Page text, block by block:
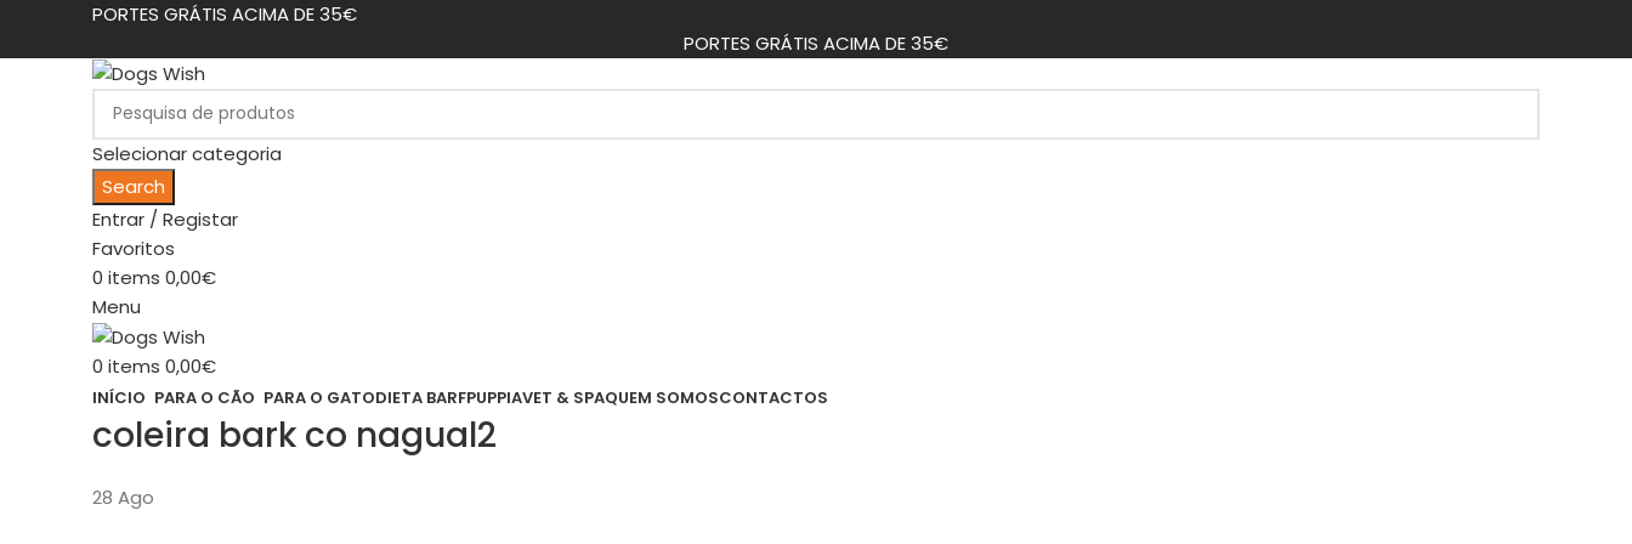
PORTES GRÁTIS ACIMA DE 35€
PORTES GRÁTIS ACIMA DE 35€
Selecionar categoria
Search
Entrar / Registar
Favoritos
0 items 0,00€
Menu
0 items 0,00€
INÍCIO PARA O CÃO PARA O GATODIETA BARFPUPPIAVET & SPAQUEM SOMOSCONTACTOS
coleira bark co nagual2
28 Ago